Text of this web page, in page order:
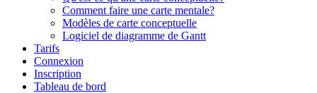
Comment faire une carte mentale?
Modèles de carte conceptuelle
Logiciel de diagramme de Gantt
Tarifs
Connexion
Inscription
Tableau de bord